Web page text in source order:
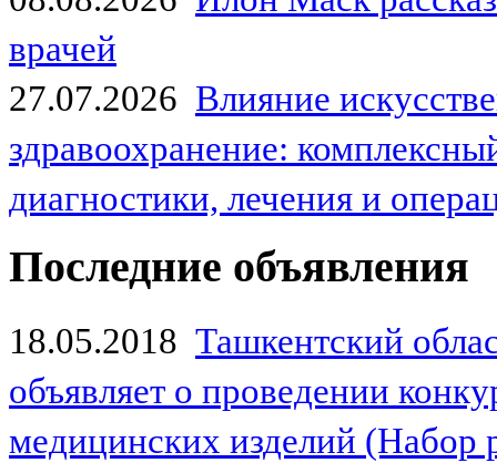
врачей
27.07.2026 Влияние
здравоохранение:
диагностики, лечения и
Последние объявления
18.05.2018 Ташкентский
объявляет о проведении
медицинских изделий (Набор